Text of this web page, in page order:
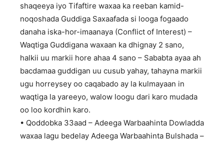
shaqeeya iyo Tifaftire waxaa ka reeban kamid-
noqoshada Guddiga Saxaafada si looga fogaado
danaha iska-hor-imaanaya (Conflict of Interest) –
Waqtiga Guddigana waxaan ka dhignay 2 sano,
halkii uu markii hore ahaa 4 sano – Sababta ayaa ah
bacdamaa guddigan uu cusub yahay, tahayna markii
ugu horreysey oo caqabado ay la kulmayaan in
waqtiga la yareeyo, walow loogu dari karo mudada
oo loo kordhin karo.
• Qoddobka 33aad – Adeega Warbaahinta Dowladda
waxaa lagu bedelay Adeega Warbaahinta Bulshada –